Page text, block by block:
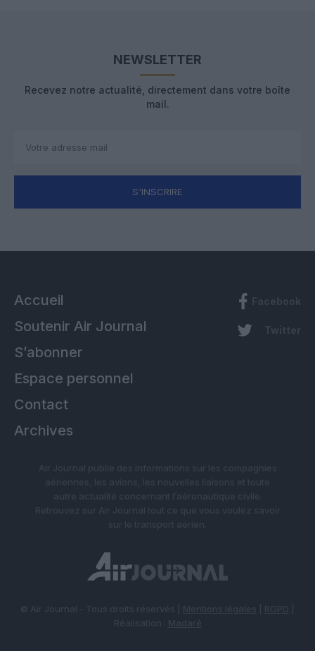
NEWSLETTER
Recevez notre actualité, directement dans votre boîte
mail.
S'INSCRIRE
Accueil
Soutenir Air Journal
S’abonner
Espace personnel
Contact
Archives